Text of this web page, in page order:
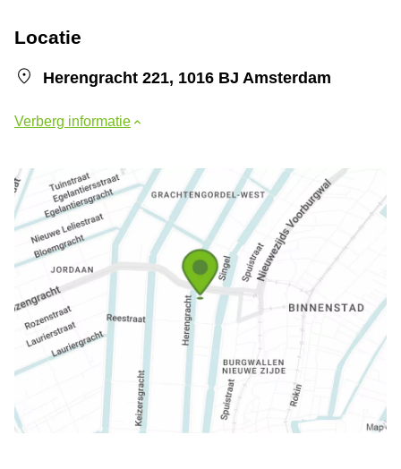
Locatie
Herengracht 221, 1016 BJ Amsterdam
Verberg informatie